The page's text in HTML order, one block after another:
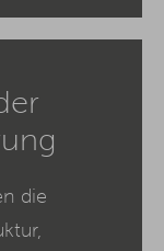
die